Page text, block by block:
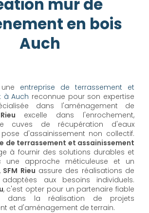
mur de
en bois
Auch
entreprise de terrassement et
à Auch reconnue pour son expertise
dans l'aménagement de
excelle dans l'enrochement,
cuves de récupération d'eaux
d'assainissement non collectif.
de terrassement et assainissement
à fournir des solutions durables et
une approche méticuleuse et un
SFM Rieu assure des réalisations de
aux besoins individuels.
, c'est opter pour un partenaire fiable
dans la réalisation de projets
et d'aménagement de terrain.